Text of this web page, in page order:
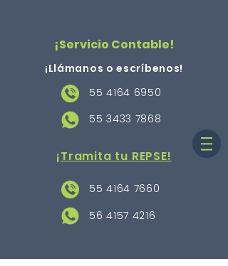
¡Servicio Contable!
¡Llámanos o escríbenos!
55 4164 6950
55 3433 7868
¡Tramita tu REPSE!
55 4164 7660
56 4157 4216